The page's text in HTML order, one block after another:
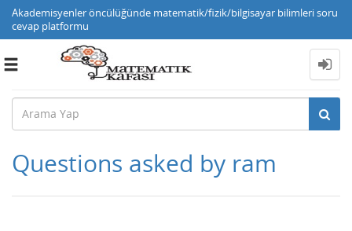
Akademisyenler öncülüğünde matematik/fizik/bilgisayar bilimleri soru
cevap platformu
Toggle
Questions asked by ram